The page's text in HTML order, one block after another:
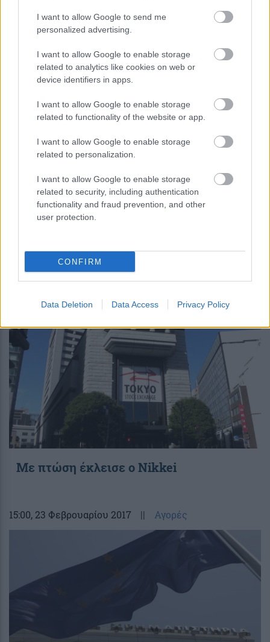
I want to allow Google to send me
personalized advertising.
I want to allow Google to enable storage
related to analytics like cookies on web or
device identifiers in apps.
I want to allow Google to enable storage
related to functionality of the website or app.
I want to allow Google to enable storage
related to personalization.
I want to allow Google to enable storage
related to security, including authentication
functionality and fraud prevention, and other
user protection.
CONFIRM
Data Deletion Data Access Privacy Policy
Αρνητικά πρόσημα στις ευρωπαϊκές
Με πτώση έκλεισε ο Nikkei
15:00, 23 Φεβρουαρίου 2017 || Αγορές